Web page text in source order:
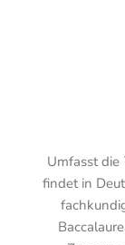
Umfasst die
findet in